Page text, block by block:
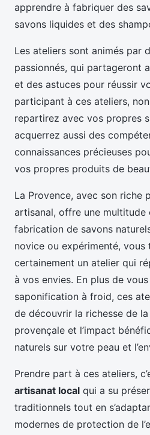
apprendre à fabriquer des
savons liquides et des
Les ateliers sont animés par
passionnés, qui partageront
et des astuces pour réussir
participant à ces ateliers,
repartirez avec vos propres
acquerrez aussi des
connaissances précieuses
vos propres produits de
La Provence, avec son riche
artisanal, offre une multitude
fabrication de savons
novice ou expérimenté, vous
certainement un atelier qui
à vos envies. En plus de
saponification à froid, ces
de découvrir la richesse de
provençale et l’impact
naturels sur votre peau et
Prendre part à ces ateliers,
artisanat local qui a su
traditionnels tout en
modernes de protection de